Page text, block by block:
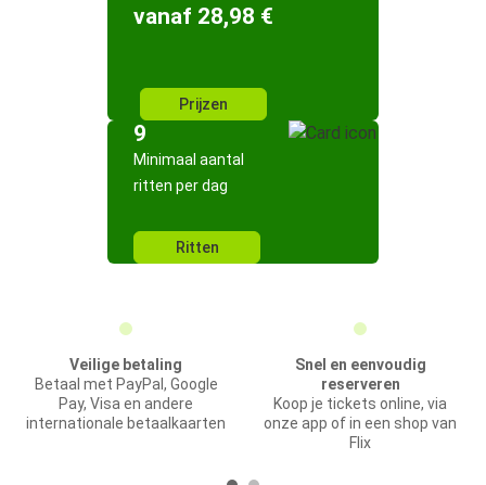
vanaf 28,98 €
Prijzen
9
Minimaal aantal
ritten per dag
Ritten
Veilige betaling
Betaal met PayPal, Google
Pay, Visa en andere
internationale betaalkaarten
Snel en eenvoudig
reserveren
Koop je tickets online, via
onze app of in een shop van
Flix